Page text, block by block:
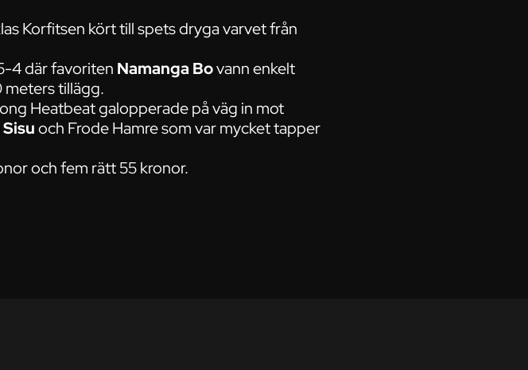
Korfitsen kört till spets dryga varvet från
4 där favoriten Namanga Bovann enkelt
tillägg.
Heatbeat galopperade på väg in mot
och Frode Hamre som var mycket tapper
och fem rätt 55 kronor.